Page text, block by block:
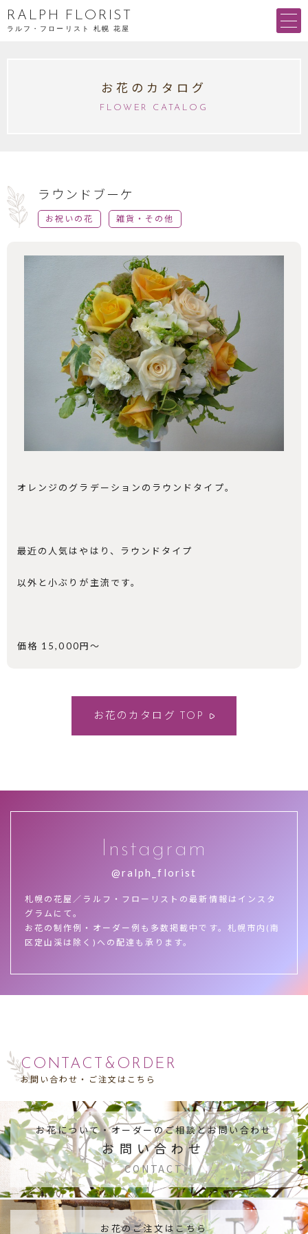
RALPH FLORIST
ラルフ・フローリスト 札幌 花屋
お花のカタログ
FLOWER CATALOG
ラウンドブーケ
お祝いの花 雑貨・その他
オレンジのグラデーションのラウンドタイプ。
最近の人気はやはり、ラウンドタイプ
以外と小ぶりが主流です。
価格 15,000円～
お花のカタログ TOP
Instagram
@ralph_florist
札幌の花屋／ラルフ・フローリストの最新情報はインスタ
グラムにて。
お花の制作例・オーダー例も多数掲載中です。札幌市内(南
区定山渓は除く)への配達も承ります。
CONTACT&ORDER
お問い合わせ・ご注文はこちら
お花について・オーダーのご相談とお問い合わせ
お問い合わせ
CONTACT
お花のご注文はこちら